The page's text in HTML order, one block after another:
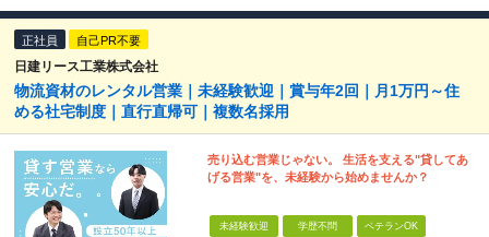
正社員 自己PR不要
日建リース工業株式会社
物流資材のレンタル営業｜未経験歓迎｜賞与年2回｜月1万円～住
める社宅制度｜直行直帰可｜複数名採用
売り込む営業じゃない。 生活を支える"貸してあ
げる営業"を、未経験から始めませんか？
未経験歓迎 学歴不問 ベテランOK